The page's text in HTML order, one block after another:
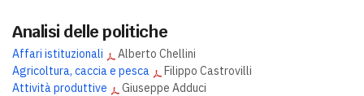
Analisi delle politiche
Affari istituzionali
Alberto Chellini
Agricoltura, caccia e pesca
Filippo Castrovilli
Attività produttive
Giuseppe Adduci